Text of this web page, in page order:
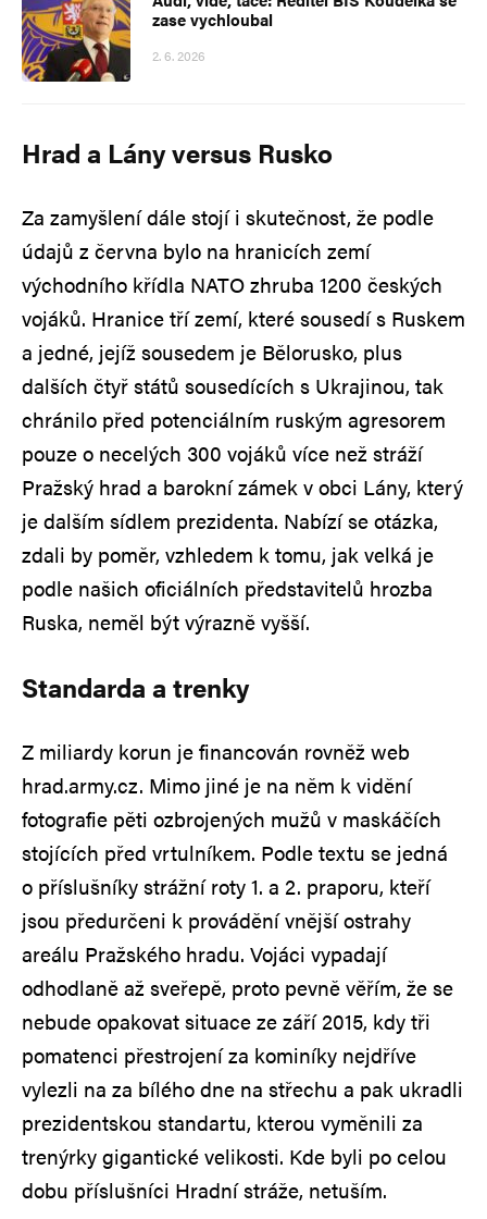
zase vychloubal
2. 6. 2026
Hrad a Lány versus Rusko
Za zamyšlení dále stojí i skutečnost, že podle
údajů z června bylo na hranicích zemí
východního křídla NATO zhruba 1200 českých
vojáků. Hranice tří zemí, které sousedí s Ruskem
a jedné, jejíž sousedem je Bělorusko, plus
dalších čtyř států sousedících s Ukrajinou, tak
chránilo před potenciálním ruským agresorem
pouze o necelých 300 vojáků více než stráží
Pražský hrad a barokní zámek v obci Lány, který
je dalším sídlem prezidenta. Nabízí se otázka,
zdali by poměr, vzhledem k tomu, jak velká je
podle našich oficiálních představitelů hrozba
Ruska, neměl být výrazně vyšší.
Standarda a trenky
Z miliardy korun je financován rovněž web
hrad.army.cz. Mimo jiné je na něm k vidění
fotografie pěti ozbrojených mužů v maskáčích
stojících před vrtulníkem. Podle textu se jedná
o příslušníky strážní roty 1. a 2. praporu, kteří
jsou předurčeni k provádění vnější ostrahy
areálu Pražského hradu. Vojáci vypadají
odhodlaně až sveřepě, proto pevně věřím, že se
nebude opakovat situace ze září 2015, kdy tři
pomatenci přestrojení za kominíky nejdříve
vylezli na za bílého dne na střechu a pak ukradli
prezidentskou standartu, kterou vyměnili za
trenýrky gigantické velikosti. Kde byli po celou
dobu příslušníci Hradní stráže, netuším.